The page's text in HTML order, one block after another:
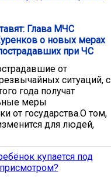
Глава МЧС
о новых мерах
при ЧС
от
ситуаций, с
года получат
меры
от государства.О том,
для людей,